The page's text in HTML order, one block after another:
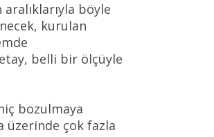
böyle
kurulan
belli bir ölçüyle
bozulmaya
üzerinde çok fazla